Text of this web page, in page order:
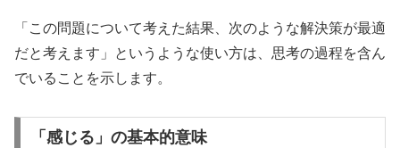
「この問題について考えた結果、次のような解決策が最適
だと考えます」というような使い方は、思考の過程を含ん
でいることを示します。
「感じる」の基本的意味